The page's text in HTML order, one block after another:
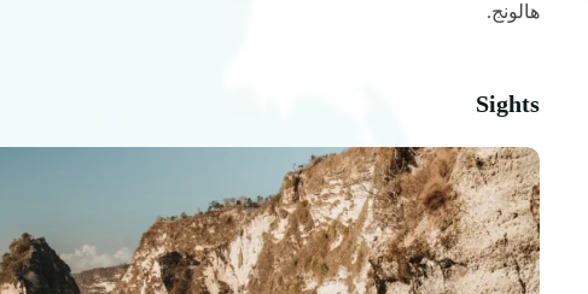
هالونج.
Sights